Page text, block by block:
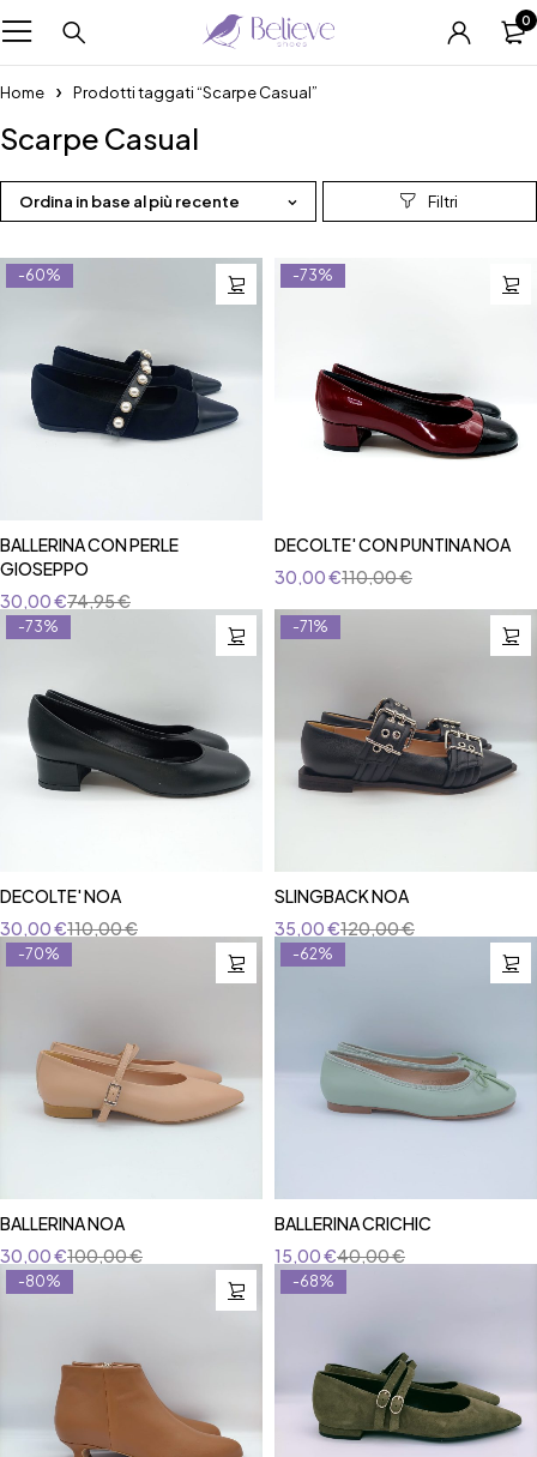
0
Home Prodotti taggati “Scarpe Casual”
Scarpe Casual
Ordina in base al più recente
-60%
BALLERINA CON PERLE
GIOSEPPO
74,95€
30,00€
-73%
DECOLTE' CON PUNTINA NOA
110,00€
30,00€
-73%
DECOLTE' NOA
110,00€
30,00€
-71%
SLINGBACK NOA
120,00€
35,00€
-70%
BALLERINA NOA
100,00€
30,00€
-62%
BALLERINA CRICHIC
40,00€
15,00€
-80% -68%